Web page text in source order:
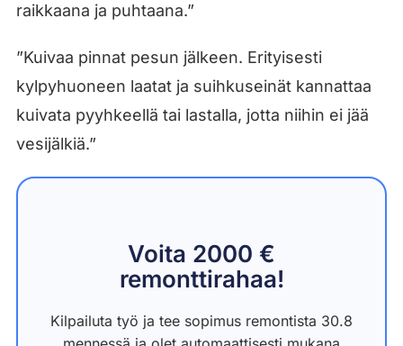
raikkaana ja puhtaana.”
”Kuivaa pinnat pesun jälkeen. Erityisesti
kylpyhuoneen laatat ja suihkuseinät kannattaa
kuivata pyyhkeellä tai lastalla, jotta niihin ei jää
vesijälkiä.”
Voita 2000 €
remonttirahaa!
Kilpailuta työ ja tee sopimus remontista 30.8